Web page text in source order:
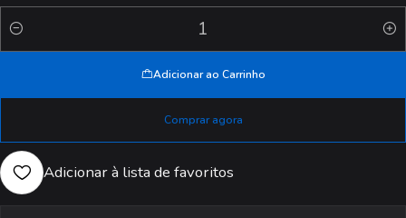
Quantidade
Adicionar ao Carrinho
Comprar agora
Adicionar à lista de favoritos